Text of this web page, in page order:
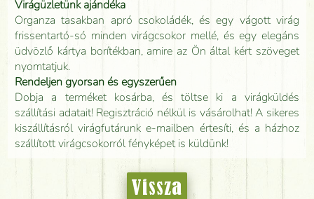
Virágüzletünk ajándéka
Organza tasakban apró csokoládék, és egy vágott virág
frissentartó-só minden virágcsokor mellé, és egy elegáns
üdvözlő kártya borítékban, amire az Ön által kért szöveget
nyomtatjuk.
Rendeljen gyorsan és egyszerűen
Dobja a terméket kosárba, és töltse ki a virágküldés
szállítási adatait! Regisztráció nélkül is vásárolhat! A sikeres
kiszállításról virágfutárunk e-mailben értesíti, és a házhoz
szállított virágcsokorról fényképet is küldünk!
Vissza